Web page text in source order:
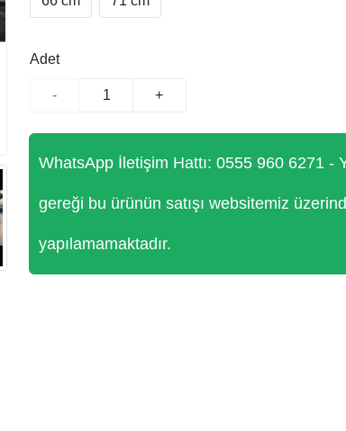
Adet
- +
WhatsApp İletişim Hattı: 0555 960 6271 -
gereği bu ürünün satışı websitemiz
yapılamamaktadır.